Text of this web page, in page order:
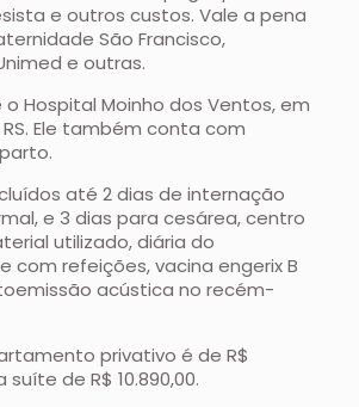
e outros custos. Vale a pena
São Francisco,
e outras.
Hospital Moinho dos Ventos, em
Ele também conta com
até 2 dias de internação
e 3 dias para cesárea, centro
utilizado, diária do
com refeições, vacina engerix B
acústica no recém-
privativo é de R$
suíte de R$ 10.890,00.